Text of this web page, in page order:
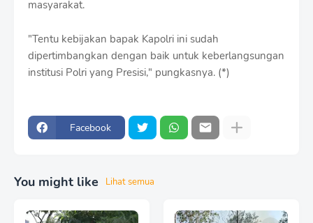
masyarakat.
"Tentu kebijakan bapak Kapolri ini sudah
dipertimbangkan dengan baik untuk keberlangsungan
institusi Polri yang Presisi," pungkasnya. (*)
Facebook
You might like Lihat semua